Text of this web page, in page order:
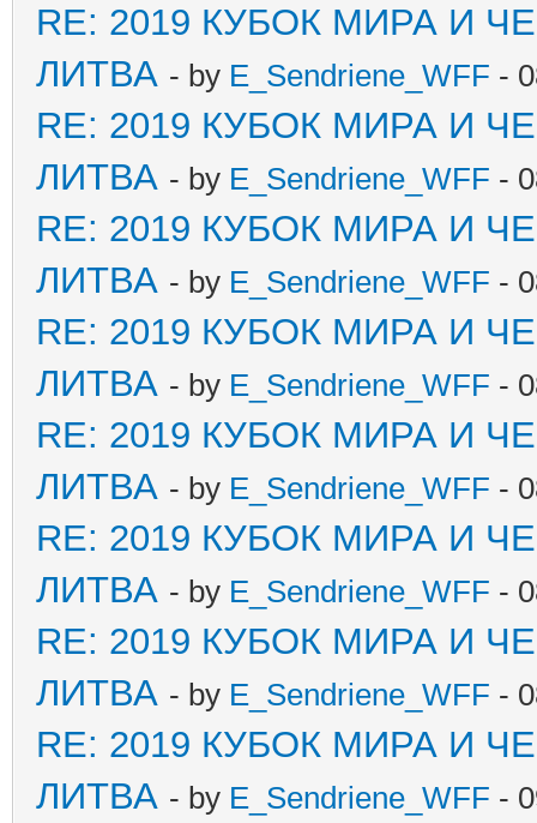
RE: 2019 КУБОК МИРА И
ЛИТВА - by E_Sendriene_WFF -
RE: 2019 КУБОК МИРА И
ЛИТВА - by E_Sendriene_WFF -
RE: 2019 КУБОК МИРА И
ЛИТВА - by E_Sendriene_WFF -
RE: 2019 КУБОК МИРА И
ЛИТВА - by E_Sendriene_WFF -
RE: 2019 КУБОК МИРА И
ЛИТВА - by E_Sendriene_WFF -
RE: 2019 КУБОК МИРА И
ЛИТВА - by E_Sendriene_WFF -
RE: 2019 КУБОК МИРА И
ЛИТВА - by E_Sendriene_WFF -
RE: 2019 КУБОК МИРА И
ЛИТВА - by E_Sendriene_WFF -